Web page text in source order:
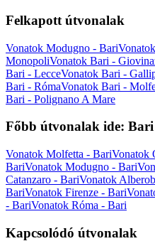
Felkapott útvonalak
Vonatok Modugno - Bari
MonopoliVonatok Bari -
Bari - LecceVonatok Bari -
Bari - RómaVonatok Bari -
Bari - Polignano A Mare
Főbb útvonalak ide: Bari
Vonatok Molfetta - BariVonatok
BariVonatok Modugno - Bari
Catanzaro - BariVonatok
BariVonatok Firenze - Bari
- BariVonatok Róma - Bari
Kapcsolódó útvonalak